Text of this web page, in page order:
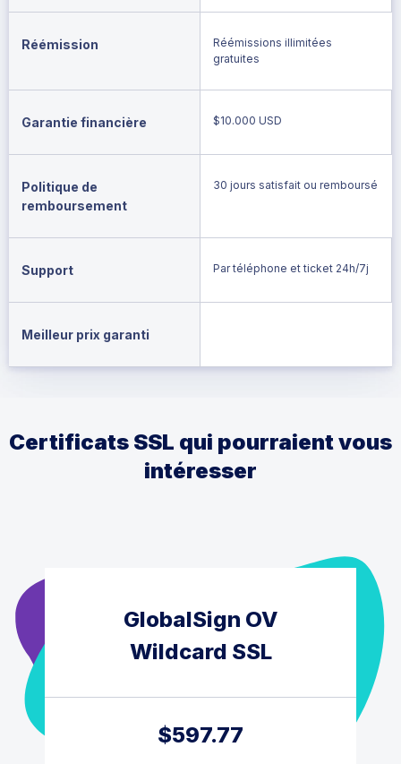
Réémission
Réémissions illimitées
gratuites
Garantie financière $10.000 USD
Politique de
remboursement
30 jours satisfait ou remboursé
Support Par téléphone et ticket 24h/7j
Meilleur prix garanti
Certificats SSL qui pourraient vous
intéresser
GlobalSign OV
Wildcard SSL
$597.77